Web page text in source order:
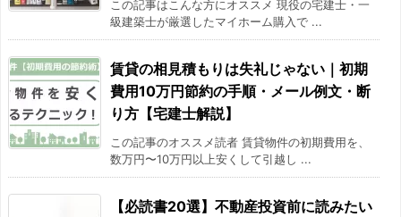
この記事はこんな方にオススメ 現役の宅建士・一
級建築士が厳選したマイホーム購入で ...
賃貸の相見積もりは失礼じゃない｜初期
費用10万円節約の手順・メール例文・断
り方【宅建士解説】
この記事のオススメ読者 賃貸物件の初期費用を、
数万円〜10万円以上安くして引越し ...
【必読書20選】不動産投資前に読みたい